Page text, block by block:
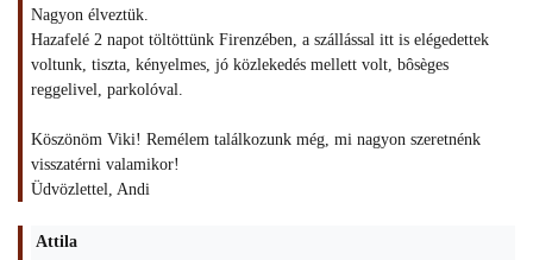
Nagyon élveztük.
Hazafelé 2 napot töltöttünk Firenzében, a szállással itt is elégedettek
voltunk, tiszta, kényelmes, jó közlekedés mellett volt, bôsèges
reggelivel, parkolóval.
Köszönöm Viki! Remélem találkozunk még, mi nagyon szeretnénk
visszatérni valamikor!
Üdvözlettel, Andi
Attila